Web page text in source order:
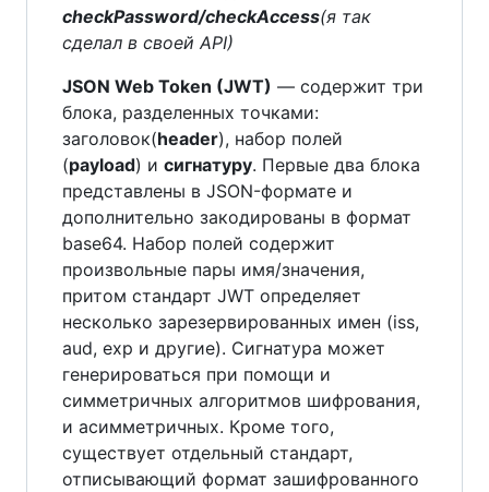
checkPassword/checkAccess(я так
сделал в своей API)
JSON Web Token (JWT) — содержит три
блока, разделенных точками:
заголовок(header), набор полей
(payload) и сигнатуру. Первые два блока
представлены в JSON-формате и
дополнительно закодированы в формат
base64. Набор полей содержит
произвольные пары имя/значения,
притом стандарт JWT определяет
несколько зарезервированных имен (iss,
aud, exp и другие). Сигнатура может
генерироваться при помощи и
симметричных алгоритмов шифрования,
и асимметричных. Кроме того,
существует отдельный стандарт,
отписывающий формат зашифрованного